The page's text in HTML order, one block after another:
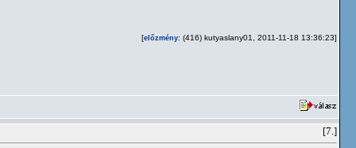
[előzmény: (416) kutyaslany01, 2011-11-18 13:36:23]
[7.]